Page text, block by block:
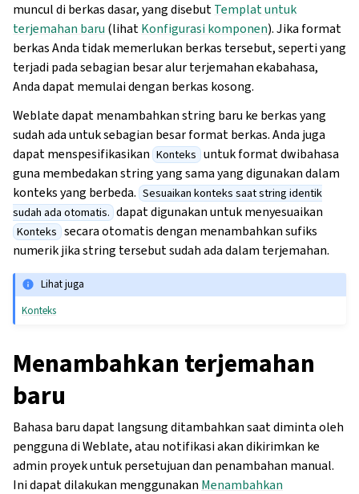
muncul di berkas dasar, yang disebutTemplat untuk
terjemahan baru (lihatKonfigurasi komponen). Jika format
berkas Anda tidak memerlukan berkas tersebut, seperti yang
terjadi pada sebagian besar alur terjemahan ekabahasa,
Anda dapat memulai dengan berkas kosong.
Weblate dapat menambahkan string baru ke berkas yang
sudah ada untuk sebagian besar format berkas. Anda juga
dapat menspesifikasikan Konteks untuk format dwibahasa
guna membedakan string yang sama yang digunakan dalam
konteks yang berbeda. Sesuaikan konteks saat string identik
sudah ada otomatis. dapat digunakan untuk menyesuaikan
Konteks secara otomatis dengan menambahkan sufiks
numerik jika string tersebut sudah ada dalam terjemahan.
Lihat juga
Konteks
Menambahkan terjemahan
baru
Bahasa baru dapat langsung ditambahkan saat diminta oleh
pengguna di Weblate, atau notifikasi akan dikirimkan ke
admin proyek untuk persetujuan dan penambahan manual.
Ini dapat dilakukan menggunakan Menambahkan